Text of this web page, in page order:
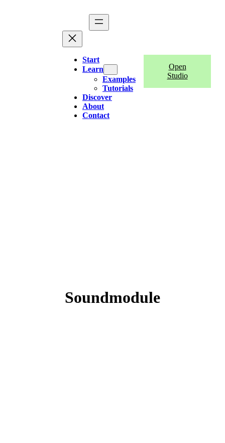
Start
Learn
Examples
Tutorials
Discover
About
Contact
Open
Studio
Soundmodule